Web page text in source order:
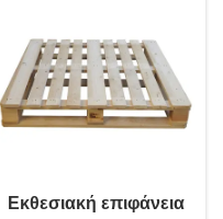
Εκθεσιακή επιφάνεια